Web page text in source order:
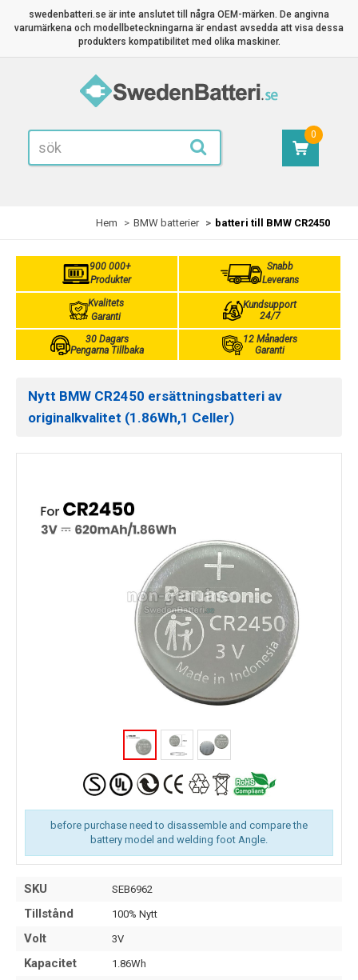
swedenbatteri.se är inte anslutet till några OEM-märken. De angivna
varumärkena och modellbeteckningarna är endast avsedda att visa dessa
produkters kompatibilitet med olika maskiner.
0
Hem BMW batterier batteri till BMW CR2450
900 000+
Produkter
Snabb
Leverans
Kvalitets
Garanti
Kundsupport
24/7
30 Dagars
Pengarna Tillbaka
12 Månaders
Garanti
Nytt BMW CR2450 ersättningsbatteri av
originalkvalitet (1.86Wh,1 Celler)
before purchase need to disassemble and compare the
battery model and welding foot Angle.
SKU SEB6962
Tillstånd 100% Nytt
Volt 3V
Kapacitet 1.86Wh